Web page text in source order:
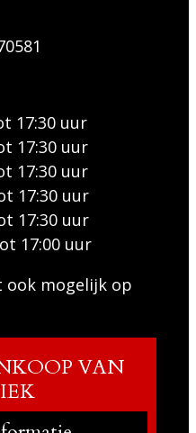
17:30 uur
17:30 uur
17:30 uur
17:30 uur
uur
17:00 uur
ook mogelijk op
VAN